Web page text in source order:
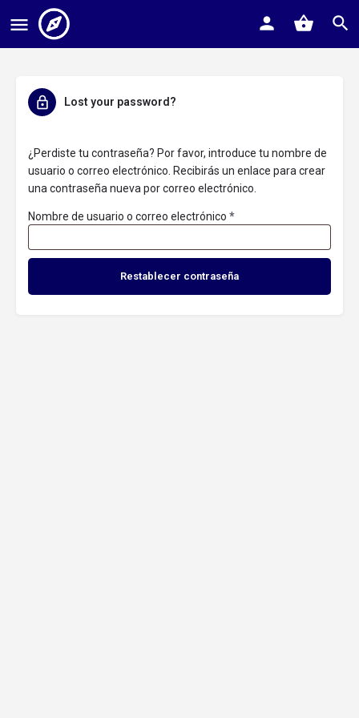
Lost your password?
¿Perdiste tu contraseña? Por favor, introduce tu nombre de
usuario o correo electrónico. Recibirás un enlace para crear
una contraseña nueva por correo electrónico.
Nombre de usuario o correo electrónico *
Restablecer contraseña